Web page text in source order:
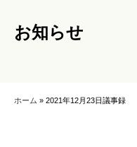
お知らせ
ホーム » 2021年12月23日議事録